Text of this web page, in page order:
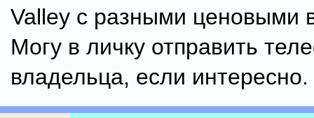
Valley с разными ценовыми
Могу в личку отправить
владельца, если интересно.